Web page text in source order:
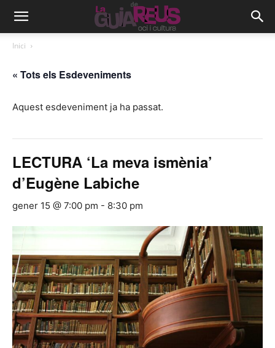
Inici
« Tots els Esdeveniments
Aquest esdeveniment ja ha passat.
LECTURA ‘La meva ismènia’
d’Eugène Labiche
gener 15 @ 7:00 pm - 8:30 pm